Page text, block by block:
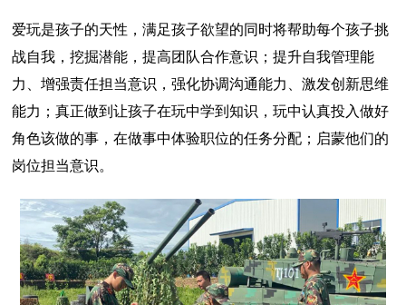
爱玩是孩子的天性，满足孩子欲望的同时将帮助每个孩子挑
战自我，挖掘潜能，提高团队合作意识；提升自我管理能
力、增强责任担当意识，强化协调沟通能力、激发创新思维
能力；真正做到让孩子在玩中学到知识，玩中认真投入做好
角色该做的事，在做事中体验职位的任务分配；启蒙他们的
岗位担当意识。